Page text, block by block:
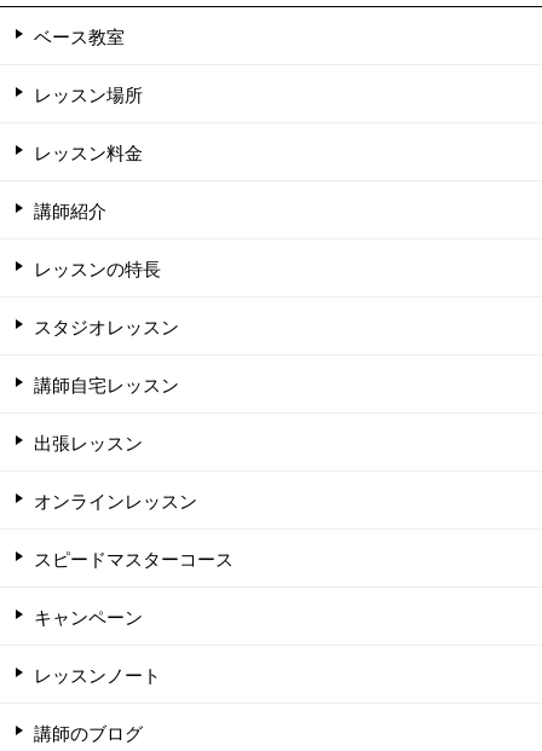
ベース教室
レッスン場所
レッスン料金
講師紹介
レッスンの特長
スタジオレッスン
講師自宅レッスン
出張レッスン
オンラインレッスン
スピードマスターコース
キャンペーン
レッスンノート
講師のブログ